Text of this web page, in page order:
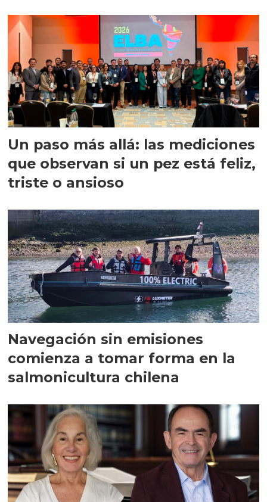
Un paso más allá: las mediciones
que observan si un pez está feliz,
triste o ansioso
Navegación sin emisiones
comienza a tomar forma en la
salmonicultura chilena